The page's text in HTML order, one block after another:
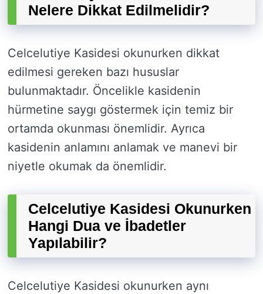
Nelere Dikkat Edilmelidir?
Celcelutiye Kasidesi okunurken dikkat
edilmesi gereken bazı hususlar
bulunmaktadır. Öncelikle kasidenin
hürmetine saygı göstermek için temiz bir
ortamda okunması önemlidir. Ayrıca
kasidenin anlamını anlamak ve manevi bir
niyetle okumak da önemlidir.
Celcelutiye Kasidesi Okunurken
Hangi Dua ve İbadetler
Yapılabilir?
Celcelutiye Kasidesi okunurken aynı